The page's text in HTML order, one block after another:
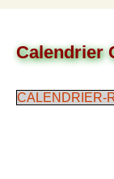
Calendrier
CALENDRIER-